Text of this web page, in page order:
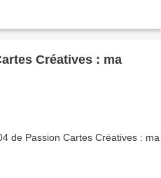
Créatives : ma